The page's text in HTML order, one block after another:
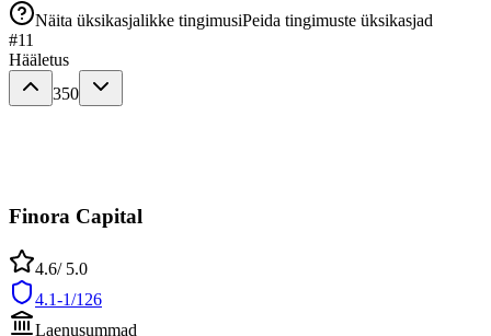
Näita üksikasjalikke tingimusiPeida tingimuste üksikasjad
#11
Hääletus
350
Finora Capital
4.6/ 5.0
4.1-1/126
Laenusummad